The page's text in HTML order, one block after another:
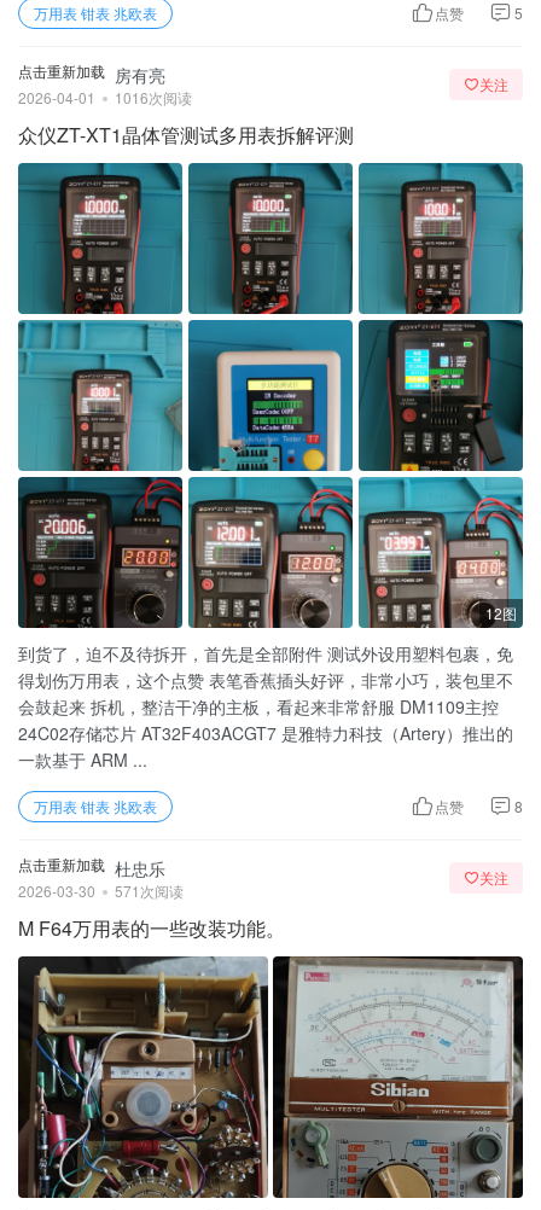
万用表 钳表 兆欧表 点赞 5
点击重新加载 房有亮
2026-04-01 1016次阅读
关注
众仪ZT-XT1晶体管测试多用表拆解评测
12图
到货了，迫不及待拆开，首先是全部附件 测试外设用塑料包裹，免
得划伤万用表，这个点赞 表笔香蕉插头好评，非常小巧，装包里不
会鼓起来 拆机，整洁干净的主板，看起来非常舒服 DM1109主控
24C02存储芯片 AT32F403ACGT7 是雅特力科技（Artery）推出的
一款基于 ‌ARM ...
万用表 钳表 兆欧表 点赞 8
点击重新加载 杜忠乐
2026-03-30 571次阅读
关注
M F64万用表的一些改装功能。